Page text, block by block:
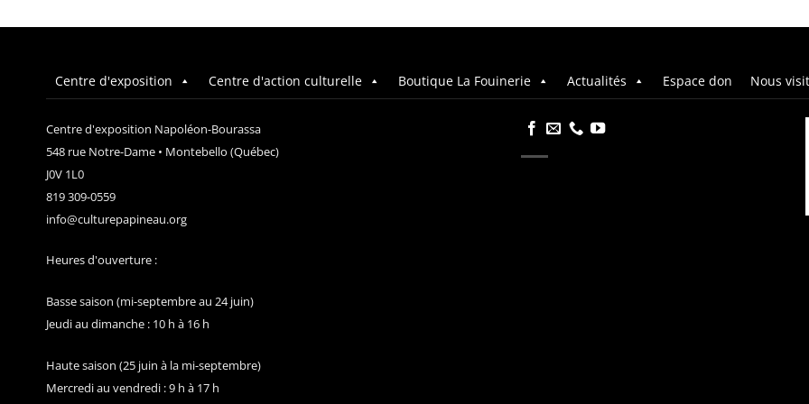
Centre d'exposition Centre d'action culturelle Boutique La Fouinerie Actualités Espace don Nous
Centre d'exposition Napoléon-Bourassa
548 rue Notre-Dame • Montebello (Québec)
J0V 1L0
819 309-0559
info@culturepapineau.org
Heures d'ouverture :
Basse saison (mi-septembre au 24 juin)
Jeudi au dimanche : 10 h à 16 h
Haute saison (25 juin à la mi-septembre)
Mercredi au vendredi : 9 h à 17 h